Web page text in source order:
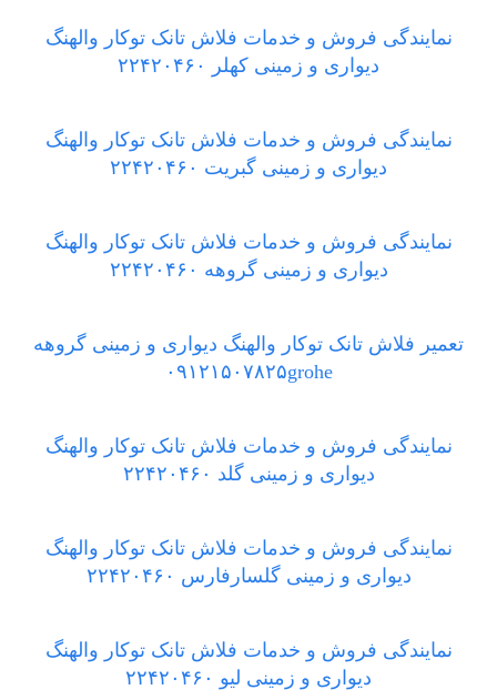
نمایندگی فروش و خدمات فلاش تانک توکار والهنگ
دیواری و زمینی کهلر ۲۲۴۲۰۴۶۰
نمایندگی فروش و خدمات فلاش تانک توکار والهنگ
دیواری و زمینی گبریت ۲۲۴۲۰۴۶۰
نمایندگی فروش و خدمات فلاش تانک توکار والهنگ
دیواری و زمینی گروهه ۲۲۴۲۰۴۶۰
تعمیر فلاش تانک توکار والهنگ دیواری و زمینی گروهه
۰۹۱۲۱۵۰۷۸۲۵grohe
نمایندگی فروش و خدمات فلاش تانک توکار والهنگ
دیواری و زمینی گلد ۲۲۴۲۰۴۶۰
نمایندگی فروش و خدمات فلاش تانک توکار والهنگ
دیواری و زمینی گلسارفارس ۲۲۴۲۰۴۶۰
نمایندگی فروش و خدمات فلاش تانک توکار والهنگ
دیواری و زمینی لیو ۲۲۴۲۰۴۶۰